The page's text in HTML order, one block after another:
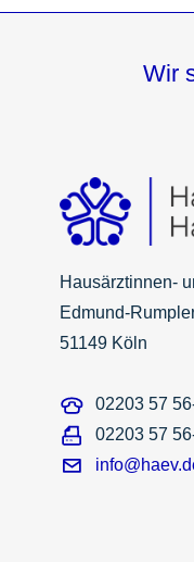
Wir
Hausärztinnen-
Edmund-
51149 Köln
02203 57
02203 57